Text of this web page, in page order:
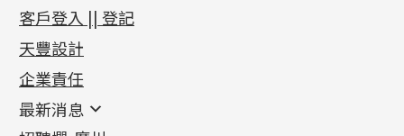
新產品
足金系列
足金配件
機織鏈系列
珠仔鏈
镶口链
管狀網鏈
首飾配件
耳環類配件
卷迫系列
鏈類配件
鑲口類
四爪頭系列
首飾系列
客戶登入 || 登記
天豐設計
企業責任
最新消息